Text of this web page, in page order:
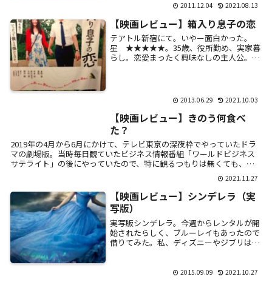
2011.12.04 2021.08.13
【映画レビュー】箱入り息子の恋
テアトル新宿にて。いやー面白かった。
星 ★★★★★。35歳、役所勤め、実家暮
らし。恋愛まったく興味なしの主人公。そ
2013.06.29 2021.10.03
【映画レビュー】きのう何食べ
た？
2019年の4月から6月にかけて、テレビ東京の深夜枠でやっていたドラ
マの劇場版。当時毎日観ていたビジネス情報番組「ワールドビジネス
サテライト」の後にやっていたので、特に観るつもりは無くても、何
2021.11.27
【映画レビュー】シンデレラ（実
写版）
実写版シンデレラ。今週からレンタルが開
始されたらしく、ブルーレイもあったので
借りてみた。私、ディズニーやジブリはあ
2015.09.09 2021.10.27